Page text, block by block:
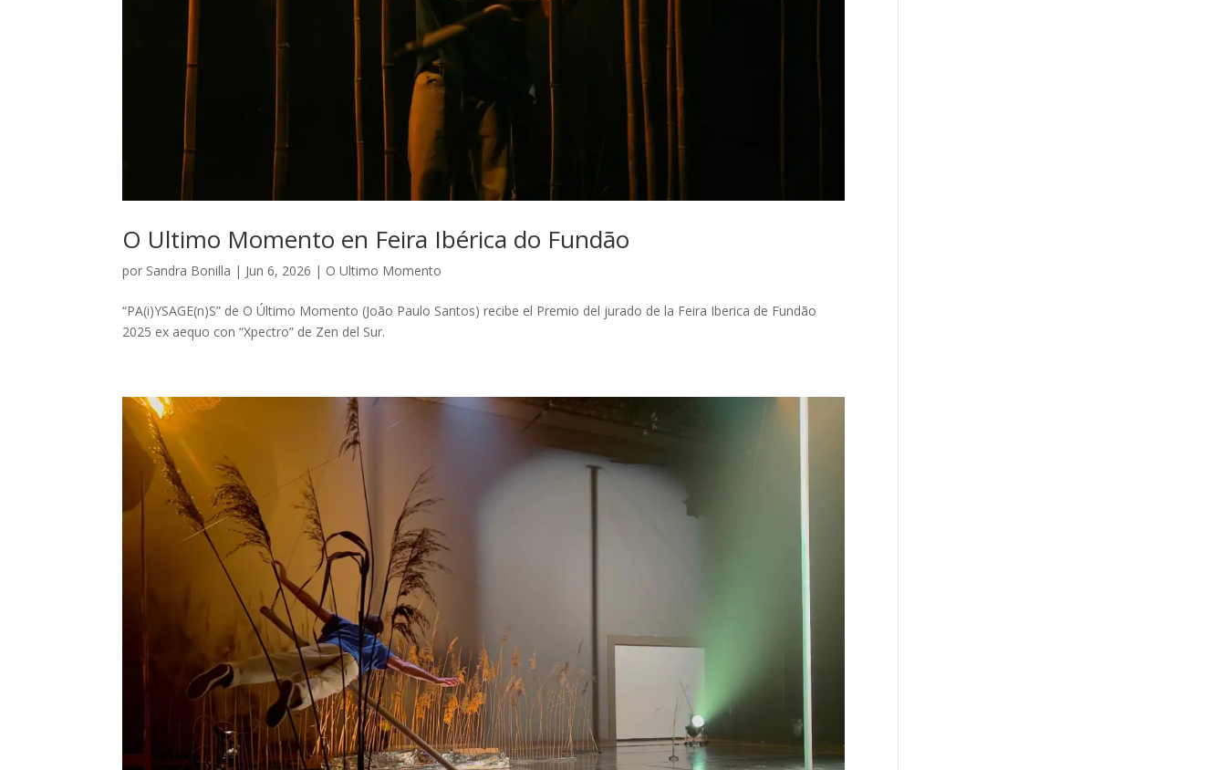
O Ultimo Momento en Feira Ibérica do Fundão
por Sandra Bonilla | Jun 6, 2026 | O Ultimo Momento
“PA(i)YSAGE(n)S” de O Último Momento (João Paulo Santos) recibe el Premio del jurado de la Feira Iberica de Fundão
2025 ex aequo con “Xpectro” de Zen del Sur.